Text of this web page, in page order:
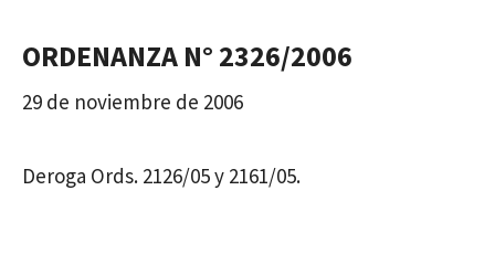
ORDENANZA N° 2326/2006
29 de noviembre de 2006
Deroga Ords. 2126/05 y 2161/05.